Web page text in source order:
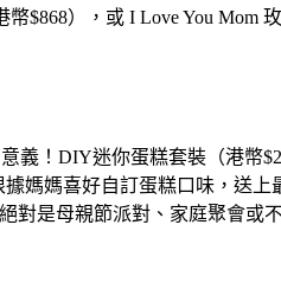
$868），或 I Love You Mom
義！DIY迷你蛋糕套裝（港幣
媽媽喜好自訂蛋糕口味，送上
絕對是母親節派對、家庭聚會或